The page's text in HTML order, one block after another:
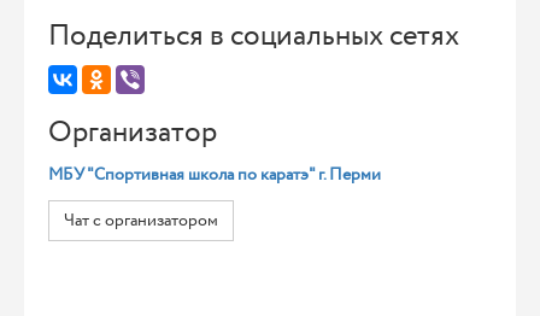
Поделиться в социальных сетях
Организатор
МБУ "Спортивная школа по каратэ" г. Перми
Чат с организатором